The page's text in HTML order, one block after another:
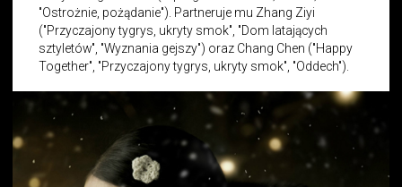
"Ostrożnie, pożądanie"). Partneruje mu Zhang Ziyi
("Przyczajony tygrys, ukryty smok", "Dom latających
sztyletów", "Wyznania gejszy") oraz Chang Chen ("Happy
Together", "Przyczajony tygrys, ukryty smok", "Oddech").